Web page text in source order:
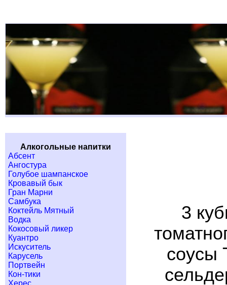
Алкогольные напитки
Абсент
Ангостура
Голубое шампанское
Кровавый бык
Гран Марни
Самбука
Коктейль Мятный
Водка
Кокосовый ликер
Куантро
Искуситель
Карусель
Портвейн
Кон-тики
Херес
3
соусы